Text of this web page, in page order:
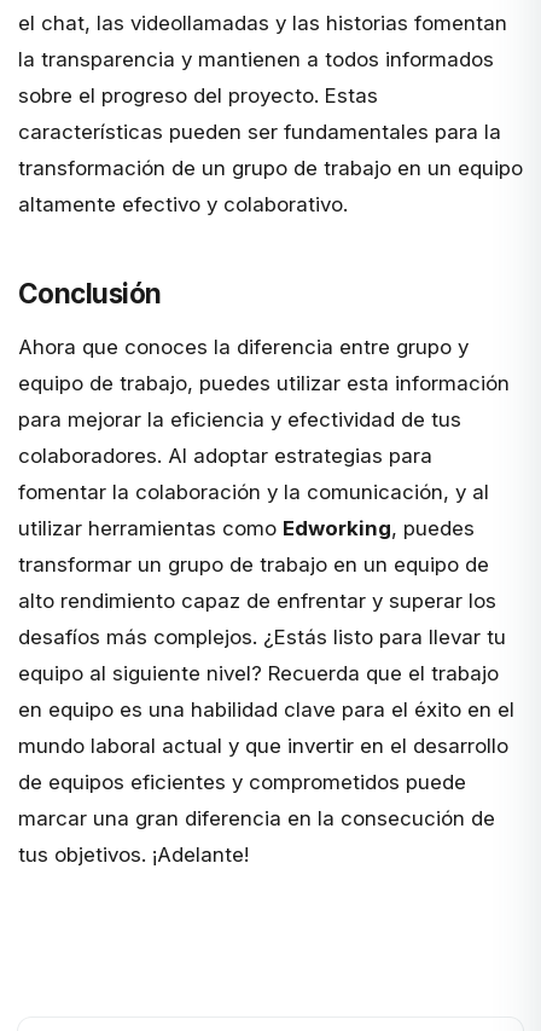
el chat, las videollamadas y las historias fomentan
la transparencia y mantienen a todos informados
sobre el progreso del proyecto. Estas
características pueden ser fundamentales para la
transformación de un grupo de trabajo en un equipo
altamente efectivo y colaborativo.
Conclusión
Ahora que conoces la diferencia entre grupo y
equipo de trabajo, puedes utilizar esta información
para mejorar la eficiencia y efectividad de tus
colaboradores. Al adoptar estrategias para
fomentar la colaboración y la comunicación, y al
utilizar herramientas como Edworking, puedes
transformar un grupo de trabajo en un equipo de
alto rendimiento capaz de enfrentar y superar los
desafíos más complejos. ¿Estás listo para llevar tu
equipo al siguiente nivel? Recuerda que el trabajo
en equipo es una habilidad clave para el éxito en el
mundo laboral actual y que invertir en el desarrollo
de equipos eficientes y comprometidos puede
marcar una gran diferencia en la consecución de
tus objetivos. ¡Adelante!